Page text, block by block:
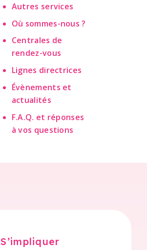
Autres services
Où sommes-nous ?
Centrales de
rendez-vous
Lignes directrices
Évènements et
actualités
F.A.Q. et réponses
à vos questions
S’impliquer